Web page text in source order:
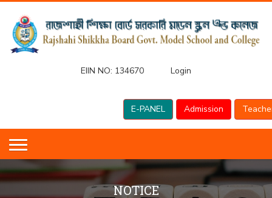
EIIN NO: 134670 Login
E-PANEL Admission
NOTICE